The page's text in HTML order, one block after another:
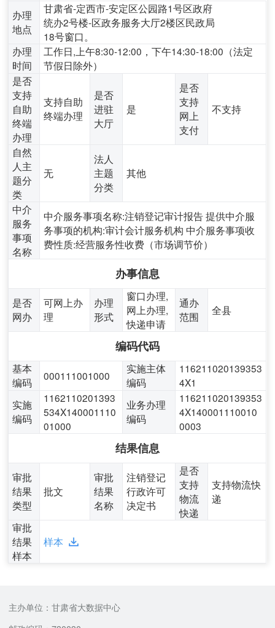
办理
地点
甘肃省-定西市-安定区公园路1号区政府
统办2号楼-区政务服务大厅2楼区民政局
18号窗口。
办理
时间
工作日,上午8:30-12:00，下午14:30-18:00（法定
节假日除外）
是否
支持
自助
终端
办理
支持自助
终端办理
是否
进驻
大厅
是
是否
支持
网上
支付
不支持
自然
人主
题分
类
无
法人
主题
分类
其他
中介
服务
事项
名称
中介服务事项名称:注销登记审计报告 提供中介服
务事项的机构:审计会计服务机构 中介服务事项收
费性质:经营服务性收费（市场调节价）
办事信息
是否
网办
可网上办
理
办理
形式
窗口办理,
网上办理,
快递申请
通办
范围
全县
编码代码
基本
编码
000111001000
实施主体
编码
116211020139353
4X1
实施
编码
1162110201393
534X140001110
01000
业务办理
编码
116211020139353
4X140001110010
0003
结果信息
审批
结果
类型
批文
审批
结果
名称
注销登记
行政许可
决定书
是否
支持
物流
快递
支持物流快
递
审批
结果
样本
样本
主办单位：甘肃省大数据中心